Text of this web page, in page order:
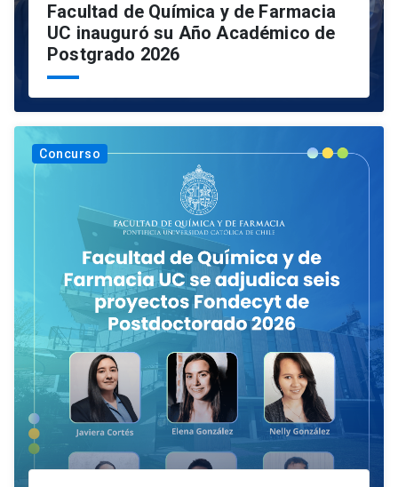
Facultad de Química y de Farmacia
UC inauguró su Año Académico de
Postgrado 2026
Concurso